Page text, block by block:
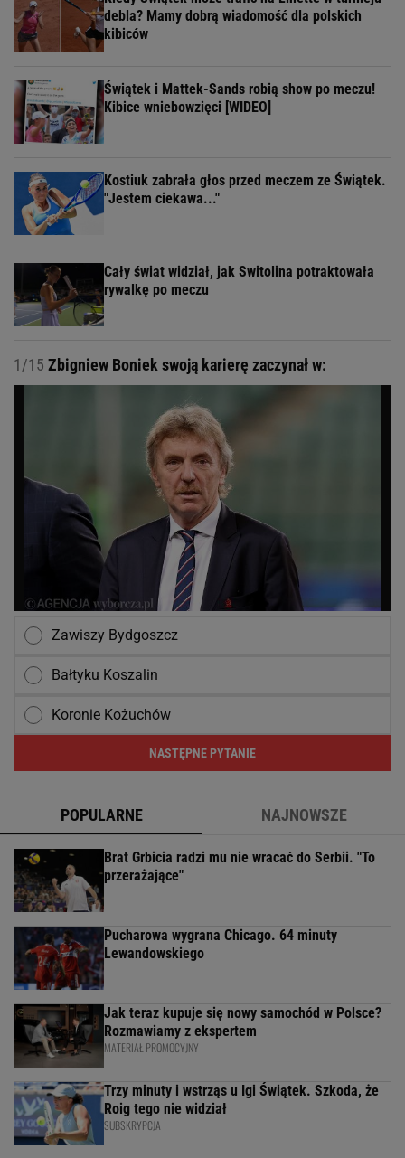
debla? Mamy dobrą wiadomość dla polskich
kibiców
Świątek i Mattek-Sands robią show po meczu!
Kibice wniebowzięci [WIDEO]
Kostiuk zabrała głos przed meczem ze Świątek.
"Jestem ciekawa..."
Cały świat widział, jak Switolina potraktowała
rywalkę po meczu
1/15 Zbigniew Boniek swoją karierę zaczynał w:
Zawiszy Bydgoszcz
Bałtyku Koszalin
Koronie Kożuchów
NASTĘPNE PYTANIE
POPULARNE NAJNOWSZE
Brat Grbicia radzi mu nie wracać do Serbii. "To
przerażające"
Pucharowa wygrana Chicago. 64 minuty
Lewandowskiego
Jak teraz kupuje się nowy samochód w Polsce?
Rozmawiamy z ekspertem
MATERIAŁ PROMOCYJNY
Trzy minuty i wstrząs u Igi Świątek. Szkoda, że
Roig tego nie widział
SUBSKRYPCJA